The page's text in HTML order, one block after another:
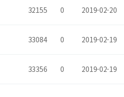
32155 0 2019-02-20
33084 0 2019-02-19
33356 0 2019-02-19